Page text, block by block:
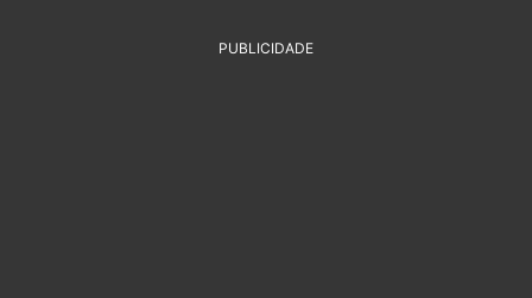
PUBLICIDADE